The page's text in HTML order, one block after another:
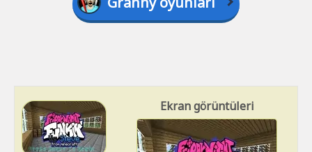
Ekran görüntüleri